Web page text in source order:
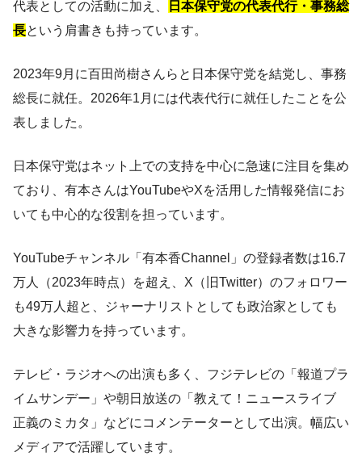
代表としての活動に加え、
日本保守党の代表代行・事務総
長という肩書きも持っています。
2023年9月に百田尚樹さんらと日本保守党を結党し、事務
総長に就任。2026年1月には代表代行に就任したことを公
表しました。
日本保守党はネット上での支持を中心に急速に注目を集め
ており、有本さんはYouTubeやXを活用した情報発信にお
いても中心的な役割を担っています。
YouTubeチャンネル「有本香Channel」の登録者数は16.7
万人（2023年時点）を超え、X（旧Twitter）のフォロワー
も49万人超と、ジャーナリストとしても政治家としても
大きな影響力を持っています。
テレビ・ラジオへの出演も多く、フジテレビの「報道プラ
イムサンデー」や朝日放送の「教えて！ニュースライブ
正義のミカタ」などにコメンテーターとして出演。幅広い
メディアで活躍しています。